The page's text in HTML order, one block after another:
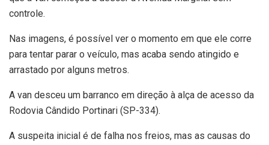
controle.
Nas imagens, é possível ver o momento em que ele corre
para tentar parar o veículo, mas acaba sendo atingido e
arrastado por alguns metros.
A van desceu um barranco em direção à alça de acesso da
Rodovia Cândido Portinari (SP-334).
A suspeita inicial é de falha nos freios, mas as causas do